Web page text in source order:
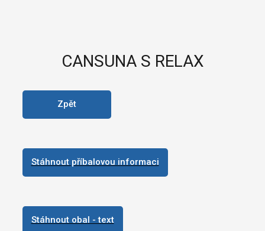
CANSUNA S RELAX
Zpět
Stáhnout příbalovou informaci
Stáhnout obal - text